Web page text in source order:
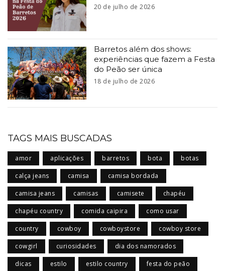
20 de julho de 2026
Barretos além dos shows:
experiências que fazem a Festa
do Peão ser única
18 de julho de 2026
TAGS MAIS BUSCADAS
amor aplicações barretos bota botas
calça jeans camisa camisa bordada
camisa jeans camisas camisete chapéu
chapéu country comida caipira como usar
country cowboy cowboystore cowboy store
cowgirl curiosidades dia dos namorados
dicas estilo estilo country festa do peão